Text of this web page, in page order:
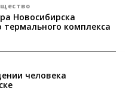
Новосибирска
термального комплекса
человека